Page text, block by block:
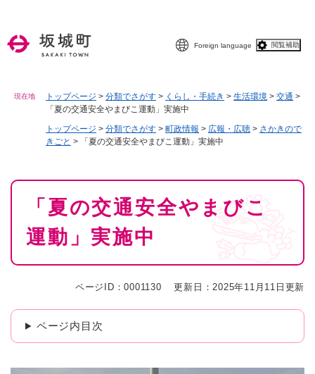
Foreign language 閲覧補助
現在地 トップページ > 分類でさがす > くらし・手続き > 生活環境 > 交通 >
「夏の交通安全やまびこ運動」実施中
トップページ > 分類でさがす > 町政情報 > 広報・広聴 > さかきので
きごと > 「夏の交通安全やまびこ運動」実施中
本
「夏の交通安全やまびこ
運動」実施中
ページID：0001130 更新日：2025年11月11日更新
ページ内目次